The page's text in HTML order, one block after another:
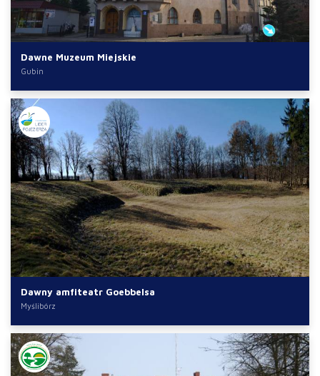
Dawne Muzeum Miejskie
Gubin
Dawny amfiteatr Goebbelsa
Myślibórz